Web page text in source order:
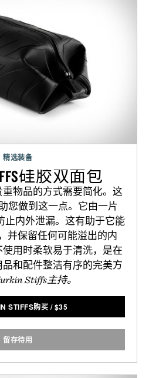
精选装备
硅胶双面包
物品的方式需要简化。这
您做到这一点。它由一片
止内外泄漏。这有助于它能
并保留任何可能溢出的内
用时柔软易于清洗，是在
和配件整洁有序的完美方
Stiffs主持。
STIFFS购买 /$35
留存待用